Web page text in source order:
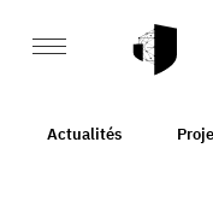
Actualités